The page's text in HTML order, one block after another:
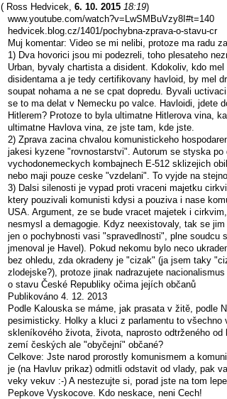
( Ross Hedvicek 6. 10. 2015 18:19)
www.youtube.com/watch?v=LwSMBuVzy8I#t=140
hedvicek.blog.cz/1401/pochybna-zprava-o-stavu-cr
Muj komentar: Video se mi nelibi, protoze ma radu
1) Dva hovorici jsou mi podezreli, toho plesateho
Urban, byvaly chartista a disident. Kdokoliv, kdo
disidentama a je tedy certifikovany havloid, by mel
soupat nohama a ne se cpat dopredu. Byvali
se to ma delat v Nemecku po valce. Havloidi, jdete
Hitlerem? Protoze to byla ultimatne Hitlerova vina,
ultimatne Havlova vina, ze jste tam, kde jste.
2) Zprava zacina chvalou komunistickeho
jakesi kyzene "rovnostarstvi". Autorum se styska po
vychodonemeckych kombajnech E-512 sklizejich
nebo maji pouze ceske "vzdelani". To vyjde na stejno.
3) Dalsi silenosti je vypad proti vraceni majetku
ktery pouzivali komunisti kdysi a pouziva i nase
USA. Argument, ze se bude vracet majetek i
nesmysl a demagogie. Kdyz neexistovaly, tak se
jen o pochybnosti vasi "spravedlnosti", plne soudcu
jmenoval je Havel). Pokud nekomu bylo neco
bez ohledu, zda okradeny je "cizak" (ja jsem taky
zlodejske?), protoze jinak nadrazujete
o stavu České Republiky očima jejích občanů
Publikováno 4. 12. 2013
Podle Kalouska se máme, jak prasata v žitě, podle
pesimisticky. Holky a kluci z parlamentu to všechno
skleníkového života, života, naprosto odtrženého
zemí českých ale "obyčejní" občané?
Celkove: Jste narod prorostly komunismem a
je (na Havluv prikaz) odmitli odstavit od vlady, pak
veky vekuv :-) A nestezujte si, porad jste na tom
Pepkove Vyskocove. Kdo neskace, neni Cech!